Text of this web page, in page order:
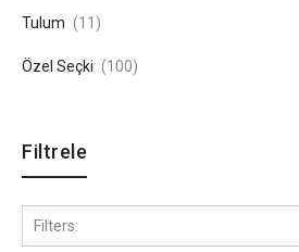
Tulum (11)
Özel Seçki (100)
Filtrele
Filters: